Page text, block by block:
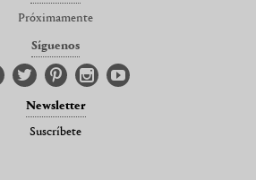
Próximamente
Síguenos
Newsletter
Suscríbete